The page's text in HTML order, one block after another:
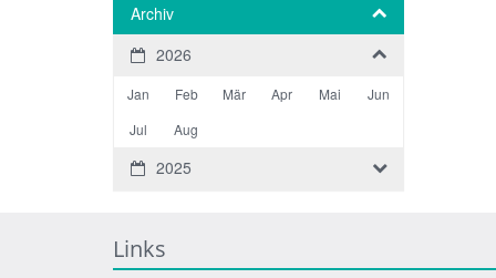
Archiv
2026
Jan Feb Mär Apr Mai
Jun
Jul
Aug
2025
Links